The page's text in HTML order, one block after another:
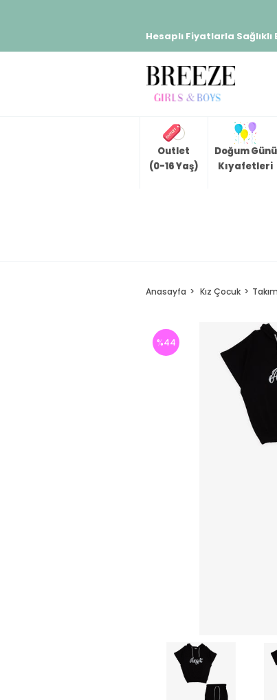
Hesaplı Fiyatlarla
Outlet
(0-16 Yaş)
Doğum Günü
Kıyafetleri
Anasayfa Kız Çocuk
%44